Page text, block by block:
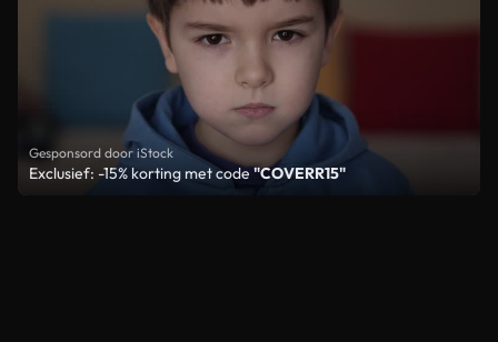
Gesponsord door iStock
Exclusief: -15% korting met code"COVERR15"